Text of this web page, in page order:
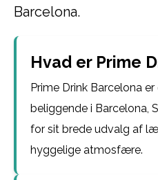
Barcelona.
Hvad er Prime
Prime Drink Barcelona
beliggende i Barcelona,
for sit brede udvalg af
hyggelige atmosfære.